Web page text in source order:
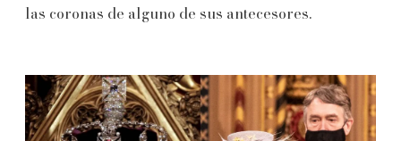
las coronas de alguno de sus antecesores.